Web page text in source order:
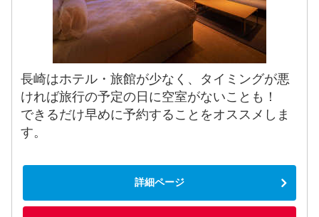
長崎はホテル・旅館が少なく、タイミングが悪
ければ旅行の予定の日に空室がないことも！
できるだけ早めに予約することをオススメしま
す。
詳細ページ